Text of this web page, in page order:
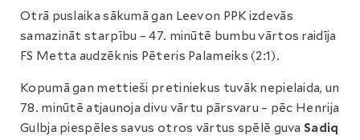
Otrā puslaika sākumā gan Leevon PPK izdevās
samazināt starpību – 47. minūtē bumbu vārtos raidīja
FS Metta audzēknis Pēteris Palameiks (2:1).
Kopumā gan mettieši pretiniekus tuvāk nepielaida, un
78. minūtē atjaunoja divu vārtu pārsvaru – pēc Henrija
Gulbja piespēles savus otros vārtus spēlē guvaSadiq